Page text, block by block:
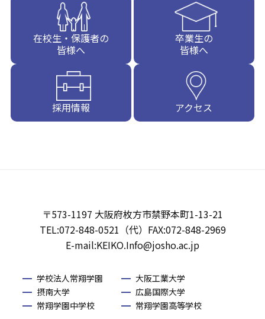
在校生・保護者の
皆様へ
卒業生の
皆様へ
採用情報 アクセス
〒573-1197 大阪府枚方市禁野本町1-13-21
TEL:072-848-0521（代）FAX:072-848-2969
E-mail:KEIKO.Info@josho.ac.jp
学校法人常翔学園
大阪工業大学
摂南大学
広島国際大学
常翔学園中学校
常翔学園高等学校